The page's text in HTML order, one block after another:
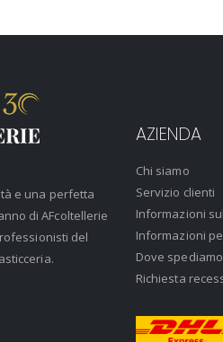
e una perfetta
di AFcoltellerie
del
AZIENDA
Chi siamo
Servizio clienti
Informazioni
Informazioni
Dove spediamo
Richiesta